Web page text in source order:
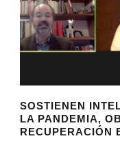
SOSTIENEN
LA PANDEMIA,
RECUPERACIÓN